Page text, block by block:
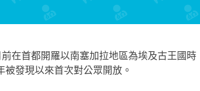
首都開羅以南塞加拉地區為埃及古王國時
發現以來首次對公眾開放。